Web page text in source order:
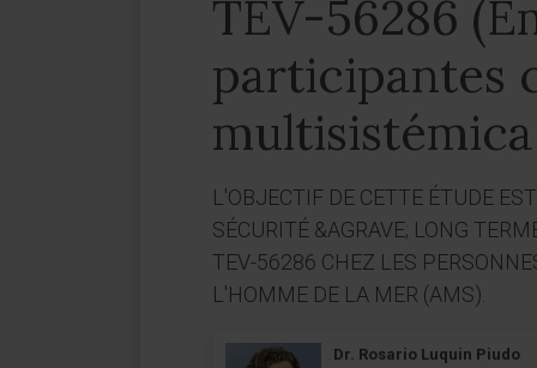
TEV-56286
participantes
multisistémica
L'OBJECTIF DE CETTE ÉTUDE
SÉCURITÉ &AGRAVE; LONG
TEV-56286 CHEZ LES
L'HOMME DE LA MER (AMS).
Dr. Rosario Luquin Piudo